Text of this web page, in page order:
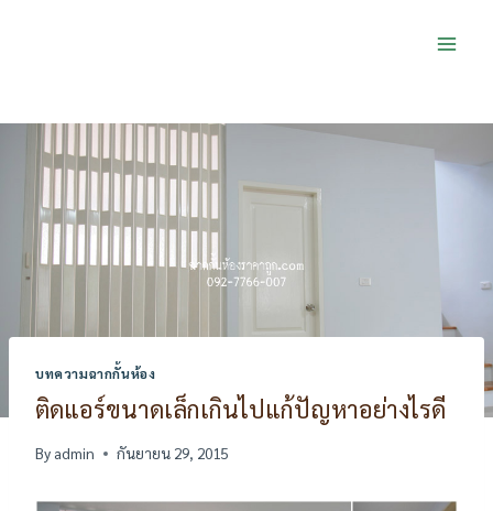
บทความฉากกั้นห้อง
ติดแอร์ขนาดเล็กเกินไปแก้ปัญหาอย่างไรดี
By admin กันยายน 29, 2015